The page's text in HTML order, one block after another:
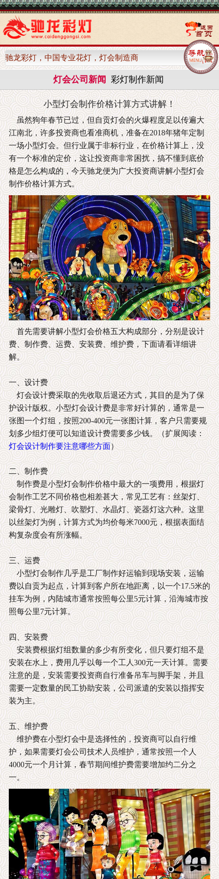
驰龙彩灯，中国专业花灯，灯会制造商
灯会公司新闻 彩灯制作新闻
小型灯会制作价格计算方式讲解！
虽然狗年春节已过，但自贡灯会的火爆程度足以传遍大
江南北，许多投资商也看准商机，准备在2018年猪年定制
一场小型灯会。但行业属于非标行业，在价格计算上，没
有一个标准的定价，这让投资商非常困扰，搞不懂到底价
格是怎么构成的，今天驰龙便为广大投资商讲解小型灯会
制作价格计算方式。
首先需要讲解小型灯会价格五大构成部分，分别是设计
费、制作费、运费、安装费、维护费，下面请看详细讲
解。
一、设计费
灯会设计费采取的先收取后退还方式，其目的是为了保
护设计版权。小型灯会设计费是非常好计算的， 通常是一
张图一个灯组，按照200-400元一张图计算，客户只需要规
划多少组灯便可以知道设计费需要多少钱。
（扩展阅读：
灯会设计制作要注意哪些方面）
二、制作费
制作费是小型灯会制作价格中最大的一项费用，根据灯
会制作工艺不同价格也相差甚大，常见工艺有：丝架灯、
梁骨灯、光雕灯、吹塑灯、水晶灯、瓷器灯这六种。这里
以丝架灯为例，计算方式为均价每米7000元，根据表面结
构复杂度会有所涨幅。
三、运费
小型灯会制作几乎是工厂制作好运输到现场安装，运输
费以自贡为起点，计算到客户所在地距离，以一个17.5米的
挂车为例，内陆城市通常按照每公里5元计算，沿海城市按
照每公里7元计算。
四、安装费
安装费根据灯组数量的多少有所变化，但只要灯组不是
安装在水上，费用几乎以每一个工人300元一天计算。需要
注意的是，安装需要投资商自行准备吊车与脚手架，并且
需要一定数量的民工协助安装，公司派遣的安装以指挥安
装为主。
五、维护费
维护费在小型灯会中是选择性的，投资商可以自行维
护，如果需要灯会公司技术人员维护，通常按照一个人
4000元一个月计算，春节期间维护费需要增加约二分之
一。